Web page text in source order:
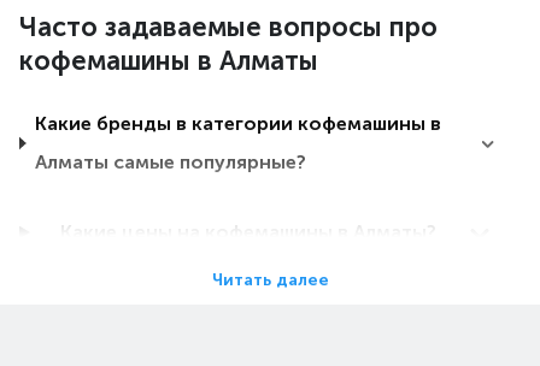
Часто задаваемые вопросы про
кофемашины в Алматы
Какие бренды в категории кофемашины в
Алматы самые популярные?
Какие цены на кофемашины в Алматы?
Читать далее